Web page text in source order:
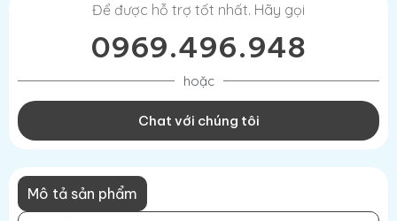
Để được hỗ trợ tốt nhất. Hãy gọi
0969.496.948
hoặc
Chat với chúng tôi
Mô tả sản phẩm